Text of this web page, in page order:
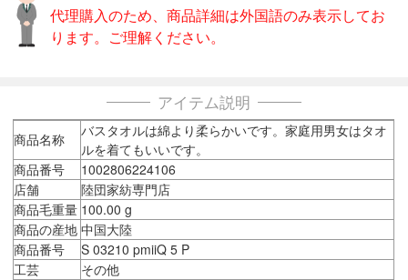
代理購入のため、商品詳細は外国語のみ表示してお
ります。ご理解ください。
アイテム説明
商品名称
バスタオルは綿より柔らかいです。家庭用男女はタオ
ルを着てもいいです。
商品番号
1002806224106
店舗
陸団家紡専門店
商品毛重量 100.00 g
商品の産地 中国大陸
商品番号
S 03210 pmiiQ 5 P
工芸
その他